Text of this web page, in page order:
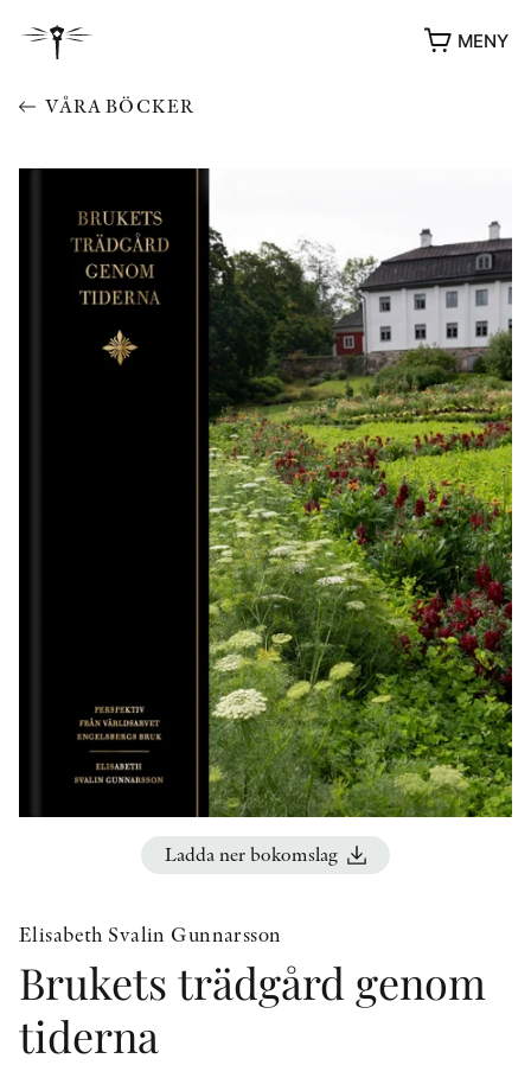
MENY
YUKIKO OCH PATRIK MÖTER
STOLPE STORIES
VIDEOGALLERI
UTMÄRKELSER
ÖVRIGA FORMAT
KONTAKT
PRESSKONTAKT
PEER REVIEW-PROCESSEN
VÅRA BÖCKER
Ladda ner bokomslag
Elisabeth Svalin Gunnarsson
Brukets trädgård genom
tiderna